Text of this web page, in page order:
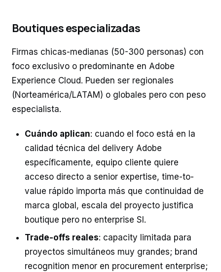
Boutiques especializadas
Firmas chicas-medianas (50-300 personas) con
foco exclusivo o predominante en Adobe
Experience Cloud. Pueden ser regionales
(Norteamérica/LATAM) o globales pero con peso
especialista.
Cuándo aplican: cuando el foco está en la
calidad técnica del delivery Adobe
específicamente, equipo cliente quiere
acceso directo a senior expertise, time-to-
value rápido importa más que continuidad de
marca global, escala del proyecto justifica
boutique pero no enterprise SI.
Trade-offs reales: capacity limitada para
proyectos simultáneos muy grandes; brand
recognition menor en procurement enterprise;